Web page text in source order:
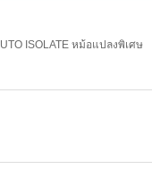
ISOLATE หม้อแปลงพิเศษ